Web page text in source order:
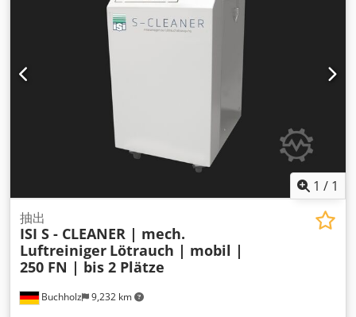
分離する遠心ファン。 技術的な説明: 風量: - 450 m3/h (フリー
ブロー) (検出素子のないフィルター構成による) 空気入口開口
部：バッフルプレートとして プレセパレーター 吸気口：
100mm（左側） フィルター装置: - フィルターカートリッジ
(DIN EN 60335-2-69 付録 AA に準拠した防塵クラス M) - ロー
タリーベーンノズルによる圧縮空気洗浄 カラー：RAL 7035 ラ
イトグレー（オプション：特別色） 電圧: 230V 周波数: 50Hz
保護等級：IP54 Dcsdovrxc Aepfx Aqgek ファン技術：省エネ
EC技術 空気出力: 調整可能 騒音レベル：58db（A）） 寸法：
長さ450mm / 幅550mm / 高さ1430mm 重量: 50kg
1 / 1
Buchholz 9,232 km
抽出
ISI S - CLEANER | mech.
Luftreiniger Lötrauch | mobil |
250 FN | bis 2 Plätze